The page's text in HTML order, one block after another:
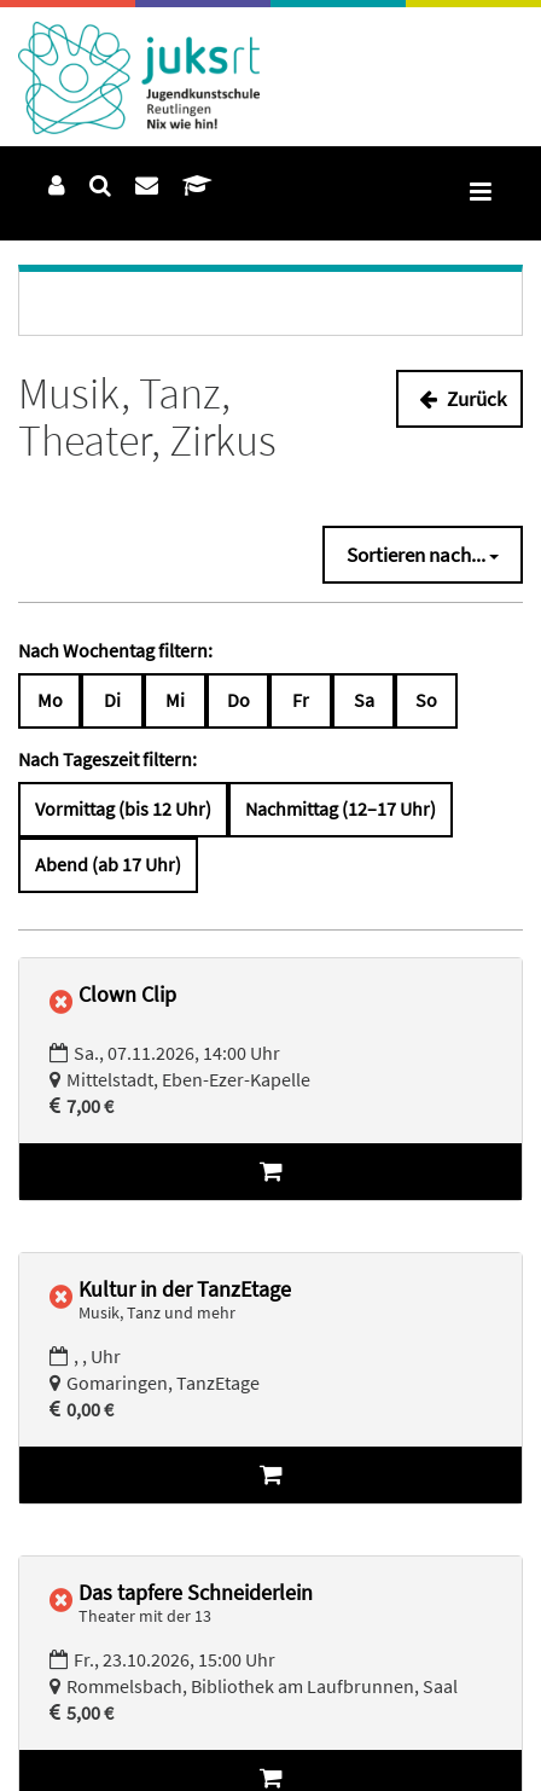
Musik, Tanz,
Theater, Zirkus
Zurück
Sortieren nach...
Nach Wochentag filtern:
Mo Di Mi Do Fr Sa So
Nach Tageszeit filtern:
Vormittag (bis 12 Uhr) Nachmittag (12–17 Uhr)
Abend (ab 17 Uhr)
Clown Clip
Sa., 07.11.2026, 14:00 Uhr
Mittelstadt, Eben-Ezer-Kapelle
7,00 €
Kultur in der TanzEtage
Musik, Tanz und mehr
, , Uhr
Gomaringen, TanzEtage
0,00 €
Das tapfere Schneiderlein
Theater mit der 13
Fr., 23.10.2026, 15:00 Uhr
Rommelsbach, Bibliothek am Laufbrunnen, Saal
5,00 €